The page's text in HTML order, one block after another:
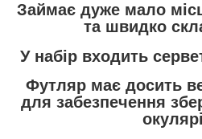
Займає дуже мало
та швидко
У набір входить
Футляр має досить
для забезпечення